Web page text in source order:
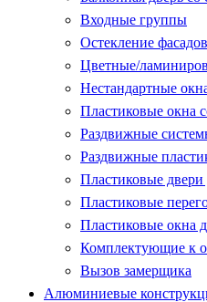
Входные группы
Остекление
Цветные/
Нестандартные
Пластиковые окна
Раздвижные
Раздвижные
Пластиковые двери
Пластиковые
Пластиковые окна
Комплектующие к
Вызов замерщика
Алюминиевые